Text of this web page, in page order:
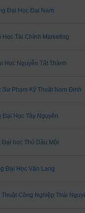
Đại Học Đại Nam
Tài Chính Marketing
Học Nguyễn Tất Thành
Phạm Kỹ Thuật Nam Định
Đại Học Tây Nguyên
Đại học Thủ Dầu Một
Đại Học Văn Lang
Công Nghiệp Thái